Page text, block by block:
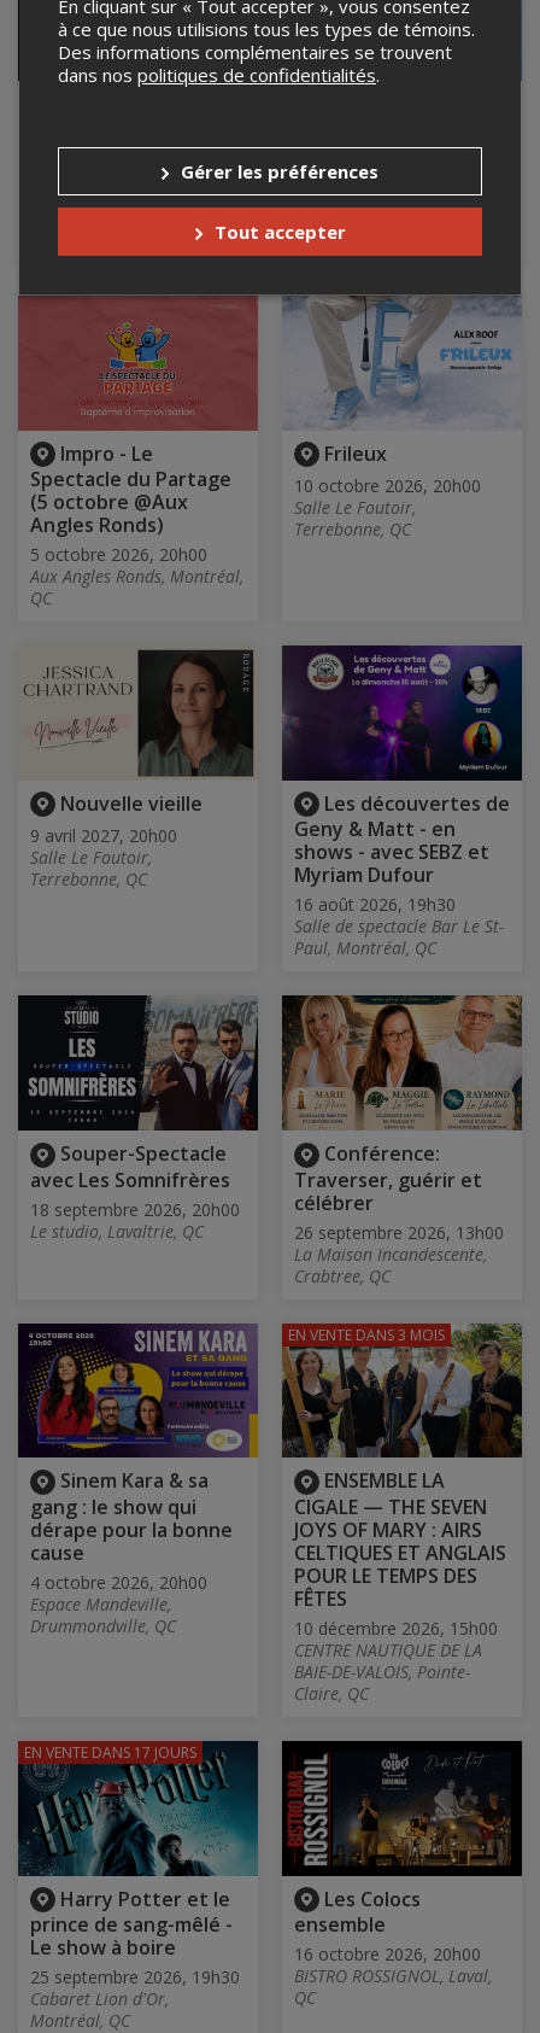
Terrebonne, QC
septembre @Aux
Angles Ronds)
30 septembre 2026, 20h00
Aux Angles Ronds, Montréal,
QC
Impro - Le
Spectacle du Partage
(5 octobre @Aux
Angles Ronds)
5 octobre 2026, 20h00
Aux Angles Ronds, Montréal,
QC
Frileux
10 octobre 2026, 20h00
Salle Le Foutoir,
Terrebonne, QC
Nouvelle vieille
9 avril 2027, 20h00
Salle Le Foutoir,
Terrebonne, QC
Les découvertes de
Geny & Matt - en
shows - avec SEBZ et
Myriam Dufour
16 août 2026, 19h30
Salle de spectacle Bar Le St-
Paul, Montréal, QC
Souper-Spectacle
avec Les Somnifrères
18 septembre 2026, 20h00
Le studio, Lavaltrie, QC
Conférence:
Traverser, guérir et
célébrer
26 septembre 2026, 13h00
La Maison Incandescente,
Crabtree, QC
Sinem Kara & sa
gang : le show qui
dérape pour la bonne
cause
4 octobre 2026, 20h00
Espace Mandeville,
Drummondville, QC
ENSEMBLE LA
CIGALE — THE SEVEN
JOYS OF MARY : AIRS
CELTIQUES ET ANGLAIS
POUR LE TEMPS DES
FÊTES
10 décembre 2026, 15h00
CENTRE NAUTIQUE DE LA
BAIE-DE-VALOIS, Pointe-
Claire, QC
EN VENTE DANS 3 MOIS
Harry Potter et le
prince de sang-mêlé -
Le show à boire
25 septembre 2026, 19h30
Cabaret Lion d'Or,
Montréal, QC
EN VENTE DANS 17 JOURS
Les Colocs
ensemble
16 octobre 2026, 20h00
BISTRO ROSSIGNOL, Laval,
QC
En cliquant sur « Tout accepter », vous consentez
à ce que nous utilisions tous les types de témoins.
Des informations complémentaires se trouvent
dans nos politiques de confidentialités.
Gérer les préférences
Tout accepter